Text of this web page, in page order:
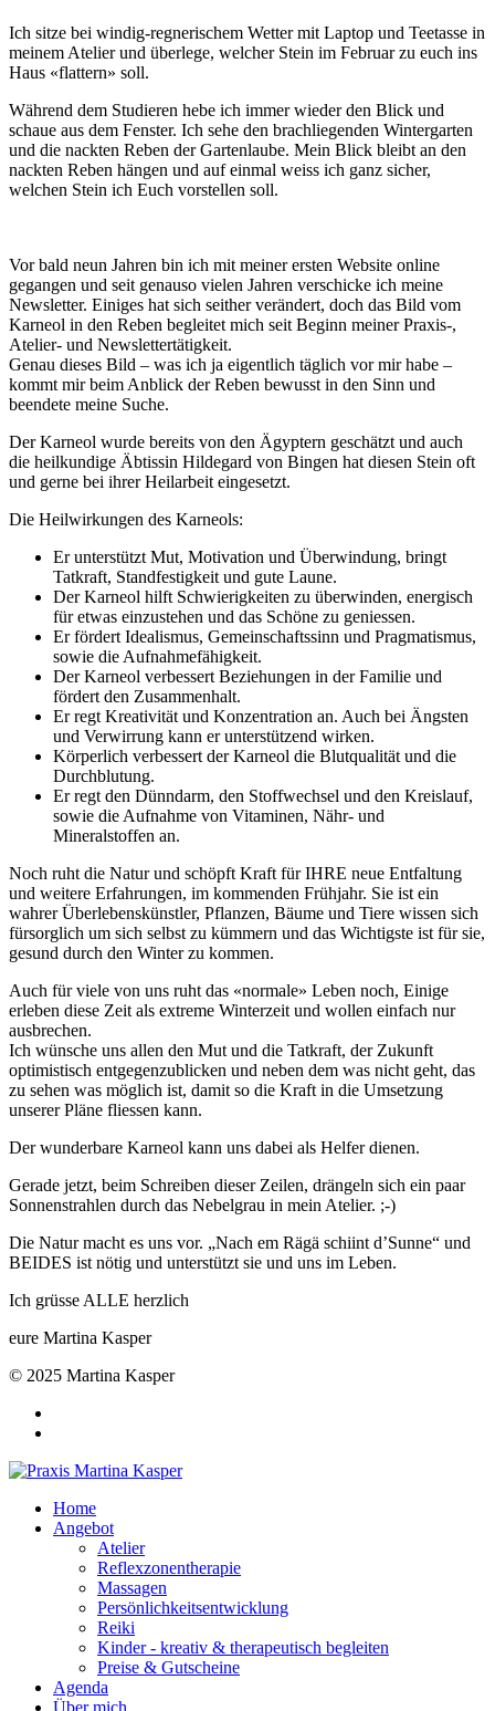
Ich sitze bei windig-regnerischem Wetter mit Laptop und Teetasse in
meinem Atelier und überlege, welcher Stein im Februar zu euch ins
Haus «flattern» soll.
Während dem Studieren hebe ich immer wieder den Blick und
schaue aus dem Fenster. Ich sehe den brachliegenden Wintergarten
und die nackten Reben der Gartenlaube. Mein Blick bleibt an den
nackten Reben hängen und auf einmal weiss ich ganz sicher,
welchen Stein ich Euch vorstellen soll.
Vor bald neun Jahren bin ich mit meiner ersten Website online
gegangen und seit genauso vielen Jahren verschicke ich meine
Newsletter. Einiges hat sich seither verändert, doch das Bild vom
Karneol in den Reben begleitet mich seit Beginn meiner Praxis-,
Atelier- und Newslettertätigkeit.
Genau dieses Bild – was ich ja eigentlich täglich vor mir habe –
kommt mir beim Anblick der Reben bewusst in den Sinn und
beendete meine Suche.
Der Karneol wurde bereits von den Ägyptern geschätzt und auch
die heilkundige Äbtissin Hildegard von Bingen hat diesen Stein oft
und gerne bei ihrer Heilarbeit eingesetzt.
Die Heilwirkungen des Karneols:
Er unterstützt Mut, Motivation und Überwindung, bringt
Tatkraft, Standfestigkeit und gute Laune.
Der Karneol hilft Schwierigkeiten zu überwinden, energisch
für etwas einzustehen und das Schöne zu geniessen.
Er fördert Idealismus, Gemeinschaftssinn und Pragmatismus,
sowie die Aufnahmefähigkeit.
Der Karneol verbessert Beziehungen in der Familie und
fördert den Zusammenhalt.
Er regt Kreativität und Konzentration an. Auch bei Ängsten
und Verwirrung kann er unterstützend wirken.
Körperlich verbessert der Karneol die Blutqualität und die
Durchblutung.
Er regt den Dünndarm, den Stoffwechsel und den Kreislauf,
sowie die Aufnahme von Vitaminen, Nähr- und
Mineralstoffen an.
Noch ruht die Natur und schöpft Kraft für IHRE neue Entfaltung
und weitere Erfahrungen, im kommenden Frühjahr. Sie ist ein
wahrer Überlebenskünstler, Pflanzen, Bäume und Tiere wissen sich
fürsorglich um sich selbst zu kümmern und das Wichtigste ist für sie,
gesund durch den Winter zu kommen.
Auch für viele von uns ruht das «normale» Leben noch, Einige
erleben diese Zeit als extreme Winterzeit und wollen einfach nur
ausbrechen.
Ich wünsche uns allen den Mut und die Tatkraft, der Zukunft
optimistisch entgegenzublicken und neben dem was nicht geht, das
zu sehen was möglich ist, damit so die Kraft in die Umsetzung
unserer Pläne fliessen kann.
Der wunderbare Karneol kann uns dabei als Helfer dienen.
Gerade jetzt, beim Schreiben dieser Zeilen, drängeln sich ein paar
Sonnenstrahlen durch das Nebelgrau in mein Atelier. ;-)
Die Natur macht es uns vor. „Nach em Rägä schiint d’Sunne“ und
BEIDES ist nötig und unterstützt sie und uns im Leben.
Ich grüsse ALLE herzlich
eure Martina Kasper
© 2025 Martina Kasper
Home
Angebot
Atelier
Reflexzonentherapie
Massagen
Persönlichkeitsentwicklung
Reiki
Kinder - kreativ & therapeutisch begleiten
Preise & Gutscheine
Agenda